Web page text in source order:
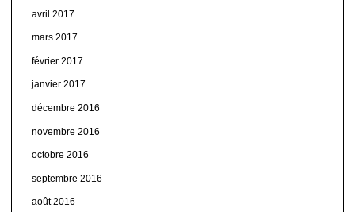
avril 2017
mars 2017
février 2017
janvier 2017
décembre 2016
novembre 2016
octobre 2016
septembre 2016
août 2016